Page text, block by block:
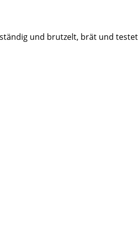
und brutzelt, brät und